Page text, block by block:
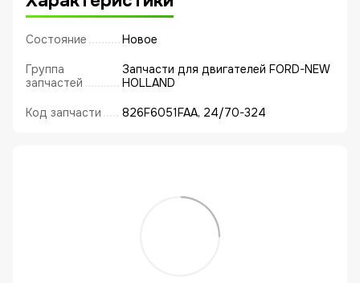
Состояние Новое
Группа
запчастей
Запчасти для двигателей FORD-NEW
HOLLAND
Код запчасти 826F6051FAA, 24/70-324